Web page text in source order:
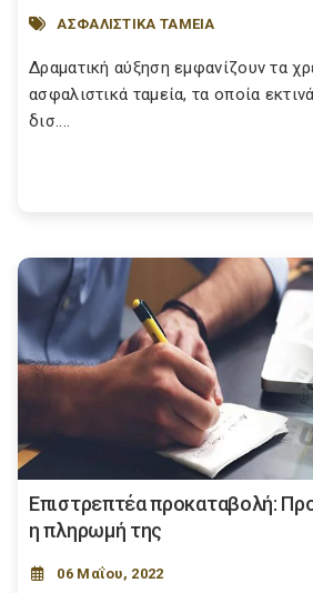
ΑΣΦΑΛΙΣΤΙΚΑ ΤΑΜΕΙΑ
Δραματική αύξηση εμφανίζουν τα
ασφαλιστικά ταμεία, τα οποία
δισ....
Επιστρεπτέα προκαταβολή:
η πληρωμή της
06 Μαΐου, 2022